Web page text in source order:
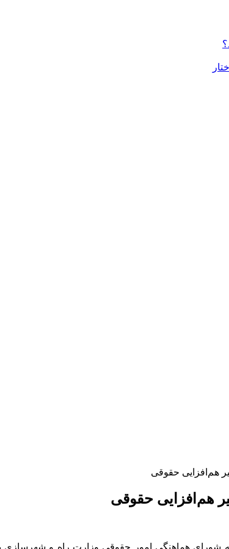
هم‌افزایی حقوقی
هم‌افزایی حقوقی
هماهنگی امور حقوقی وزارت راه و